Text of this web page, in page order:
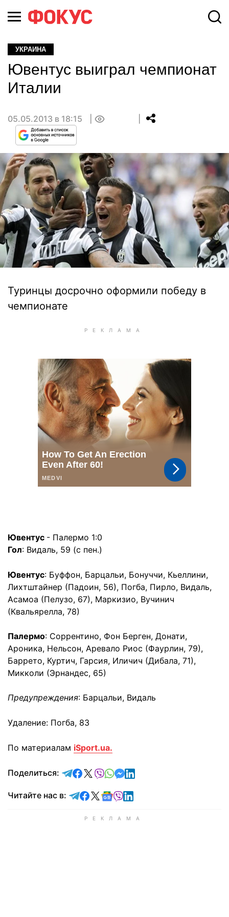
УКРАИНА
Ювентус выиграл чемпионат
Италии
05.05.2013 в 18:15
Туринцы досрочно оформили победу в
чемпионате
Ювентус - Палермо 1:0
Гол: Видаль, 59 (с пен.)
Ювентус: Буффон, Барцальи, Бонуччи, Кьеллини,
Лихтштайнер (Падоин, 56), Погба, Пирло, Видаль,
Асамоа (Пелузо, 67), Маркизио, Вучинич
(Квальярелла, 78)
Палермо: Соррентино, Фон Берген, Донати,
Ароника, Нельсон, Аревало Риос (Фаурлин, 79),
Баррето, Куртич, Гарсия, Иличич (Дибала, 71),
Микколи (Эрнандес, 65)
Предупреждения: Барцальи, Видаль
Удаление: Погба, 83
По материалам iSport.ua.
Поделиться: отправить в Telegram
поделиться в Facebook
поделиться в X
отправить в Viber
отправить в Whatsapp
отправить в Messenger
отправить в LinkedIn
Читайте нас в: Читайте в Telegram
Читайте в Facebook
Читайте в X
Читайте в Google news
Читайте в Viber
Читайте в LinkedIn